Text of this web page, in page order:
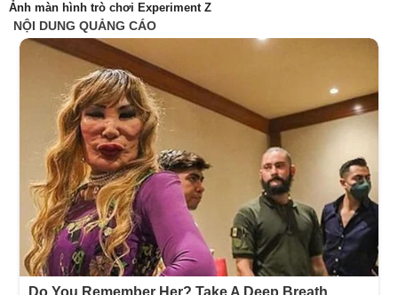
Ảnh màn hình trò chơi Experiment Z